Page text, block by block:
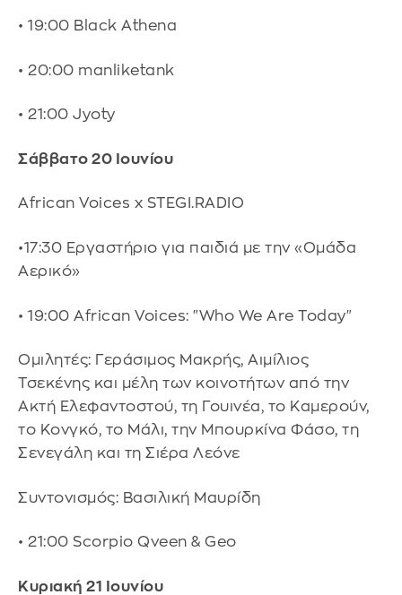
• 19:00 Black Athena
• 20:00 manliketank
• 21:00 Jyoty
Σάββατο 20 Ιουνίου
African Voices x STEGI.RADIO
•17:30 Εργαστήριο για παιδιά με την «Ομάδα
Αερικό»
• 19:00 African Voices: "Who We Are Today"
Ομιλητές: Γεράσιμος Μακρής, Αιμίλιος
Τσεκένης και μέλη των κοινοτήτων από την
Ακτή Ελεφαντοστού, τη Γουινέα, το Καμερούν,
το Κονγκό, το Μάλι, την Μπουρκίνα Φάσο, τη
Σενεγάλη και τη Σιέρα Λεόνε
Συντονισμός: Βασιλική Μαυρίδη
• 21:00 Scorpio Qveen & Geo
Κυριακή 21 Ιουνίου